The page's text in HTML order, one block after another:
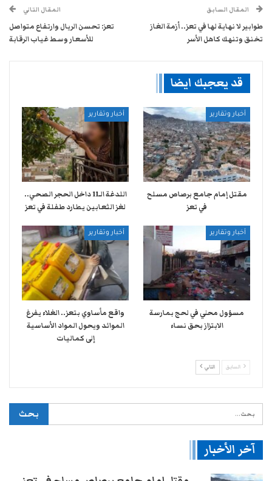
المقال السابق
طوابير لا نهاية لها في تعز.. أزمة الغاز
تخنق وتنهك كاهل الأسر
المقال التالي
تعز: تحسن الريال وارتفاع متواصل
للأسعار وسط غياب الرقابة
قد يعجبك ايضا
أخبار وتقارير
مقتل إمام جامع برصاص مسلح
في تعز
أخبار وتقارير
اللدغة الـ11 داخل الحجر الصحي..
لغز الثعابين يطارد طفلة في تعز
أخبار وتقارير
مسؤول محلي في لحج بمارسة
الابتزاز بحق نساء
أخبار وتقارير
واقع مأساوي بتعز.. الغلاء يفرغ
الموائد ويحول المواد الأساسية
إلى كماليات
السابق التالي
آخر الأخبار